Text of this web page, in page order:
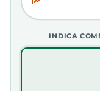
INDICA